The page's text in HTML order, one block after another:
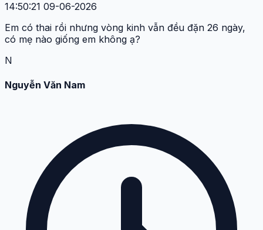
14:50:21 09-06-2026
Em có thai rồi nhưng vòng kinh vẫn đều đặn 26 ngày,
có mẹ nào giống em không ạ?
N
Nguyễn Văn Nam